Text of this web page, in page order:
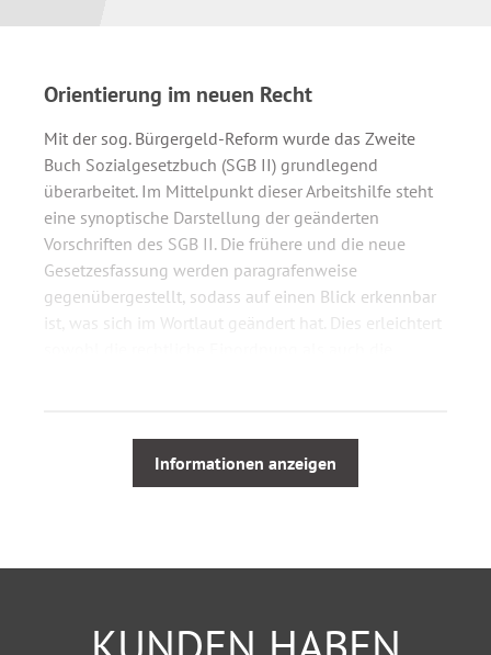
Orientierung im neuen Recht
Mit der sog. Bürgergeld-Reform wurde das Zweite
Buch Sozialgesetzbuch (SGB II) grundlegend
überarbeitet. Im Mittelpunkt dieser Arbeitshilfe steht
eine synoptische Darstellung der geänderten
Vorschriften des SGB II. Die frühere und die neue
Gesetzesfassung werden paragrafenweise
gegenübergestellt, sodass auf einen Blick erkennbar
ist, was sich im Wortlaut geändert hat. Dies erleichtert
Ergänzend enthält das Arbeitsbuch die
Gesetzesbegründung zum „Dreizehnten Gesetz zur
Änderung des Zweiten Buches Sozialgesetzbuch und
Erläuterungen und anschauliche Schaubilder
Informationen anzeigen